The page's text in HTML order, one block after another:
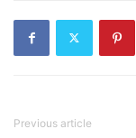
Previous article